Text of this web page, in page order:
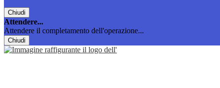
Chiudi
Attendere...
Attendere il completamento dell'operazione...
Chiudi